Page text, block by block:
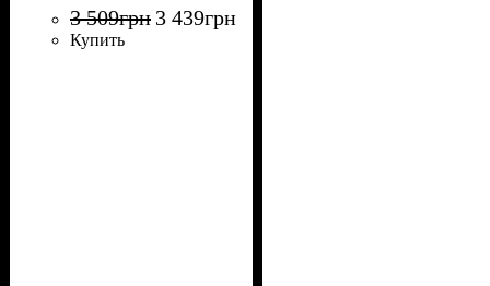
3 509грн 3 439грн
Купить